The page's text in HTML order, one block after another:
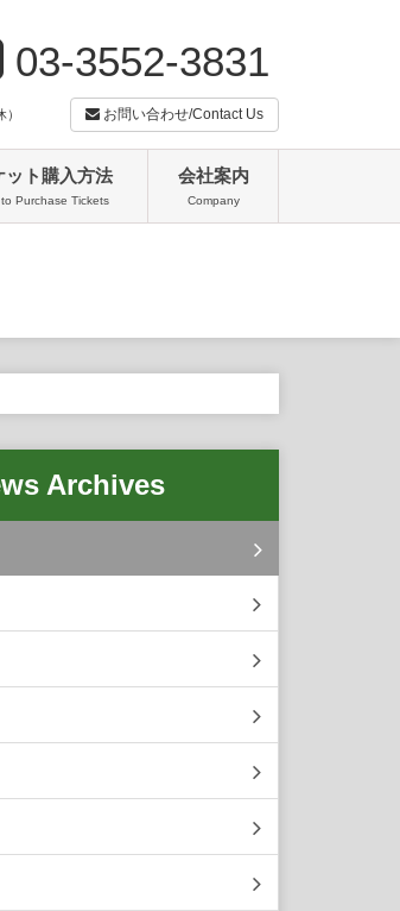
03-3552-3831
お問い合わせ/Contact Us
ット購入方法
Purchase Tickets
会社案内
Company
Archives